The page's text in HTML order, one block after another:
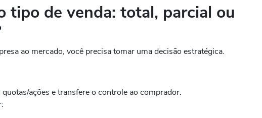
tipo de venda: total, parcial ou
ao mercado, você precisa tomar uma decisão estratégica.
ações e transfere o controle ao comprador.